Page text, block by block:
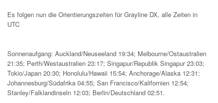
Es folgen nun die Orientierungszeiten für Grayline DX, alle Zeiten in
UTC
Sonnenaufgang: Auckland/Neuseeland 19:34; Melbourne/Ostaustralien
21:35; Perth/Westaustralien 23:17; Singapur/Republik Singapur 23:03;
Tokio/Japan 20:30; Honolulu/Hawaii 15:54; Anchorage/Alaska 12:31;
Johannesburg/Südafrika 04:55; San Francisco/Kalifornien 12:54;
Stanley/Falklandinseln 12:03; Berlin/Deutschland 02:51.